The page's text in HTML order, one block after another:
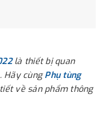
là thiết bị quan
Hãy cùngPhụ tùng
về sản phẩm thông